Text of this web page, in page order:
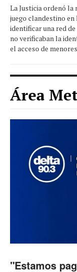
La Justicia ordenó la
juego clandestino en
identificar una red
no verificaban la
el acceso de
Área
"Estamos